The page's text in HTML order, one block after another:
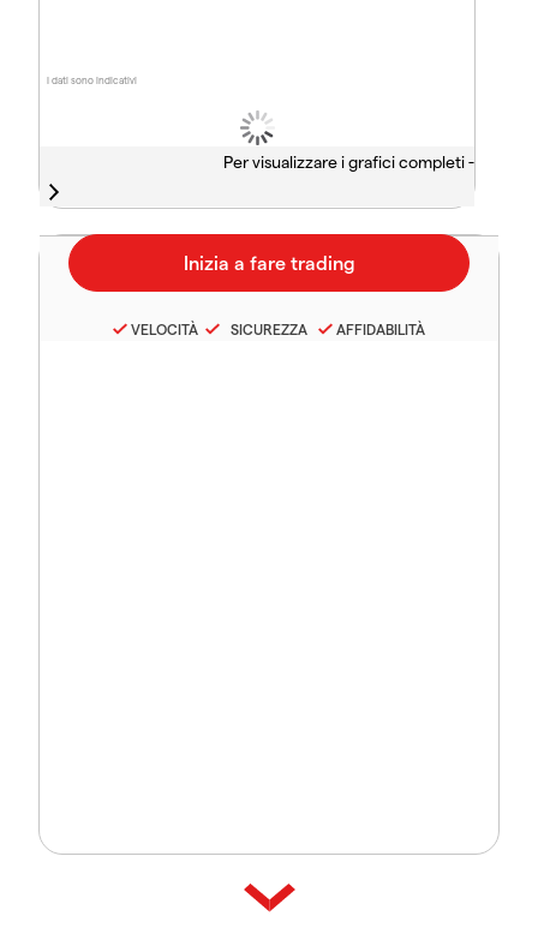
I dati sono indicativi
Per visualizzare i grafici completi -
VELOCITÀ SICUREZZA AFFIDABILITÀ